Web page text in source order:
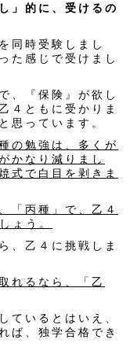
」的に、受けるの
同時受験しまし
た感じで受けまし
、『保険』が欲し
４ともに受かりま
思っています。
の勉強は、多くが
かなり減りまし
式で白目を剥きま
「丙種」で、乙４
ょう。
、乙４に挑戦しま
れるなら、「乙
ているとはいえ、
ば、独学合格でき